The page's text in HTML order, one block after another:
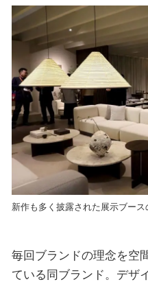
新作も多く披露された展示ブース
毎回ブランドの理念を空
ている同ブランド。デザ